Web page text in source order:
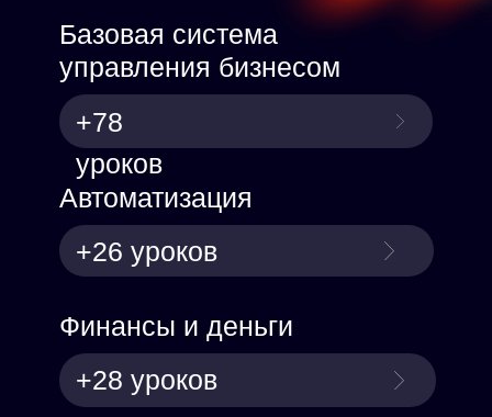
Базовая система
управления бизнесом
Автоматизация
Финансы и деньги
+78
уроков
+26 уроков
+28 уроков